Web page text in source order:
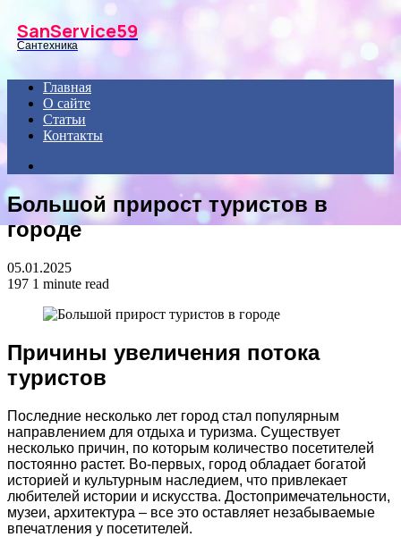
SanService59
Сантехника
Главная
О сайте
Статьи
Контакты
Большой прирост туристов в
городе
05.01.2025
197 1 minute read
Причины увеличения потока
туристов
Последние несколько лет город стал популярным
направлением для отдыха и туризма. Существует
несколько причин, по которым количество посетителей
постоянно растет. Во-первых, город обладает богатой
историей и культурным наследием, что привлекает
любителей истории и искусства. Достопримечательности,
музеи, архитектура – все это оставляет незабываемые
впечатления у посетителей.